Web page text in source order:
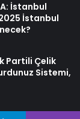
İstanbul
İstanbul
Partili Çelik
Sistemi,